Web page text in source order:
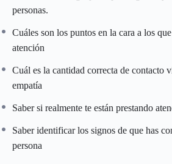
personas.
Cuáles son los puntos en la cara a los
atención
Cuál es la cantidad correcta de contacto
empatía
Saber si realmente te están prestando
Saber identificar los signos de que has
persona